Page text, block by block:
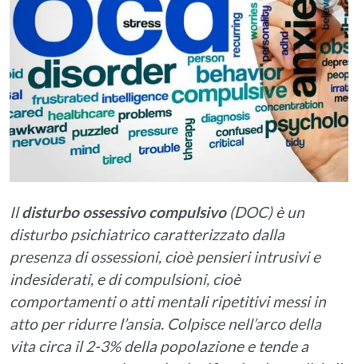
Ildisturbo ossessivo compulsivo(DOC) è un
disturbo psichiatrico caratterizzato dalla
presenza di ossessioni, cioè pensieri intrusivi e
indesiderati, e di compulsioni, cioè
comportamenti o atti mentali ripetitivi messi in
atto per ridurre l’ansia. Colpisce nell’arco della
vita circa il 2-3% della popolazione e tende a